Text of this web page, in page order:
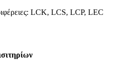
LCK, LCS, LCP, LEC